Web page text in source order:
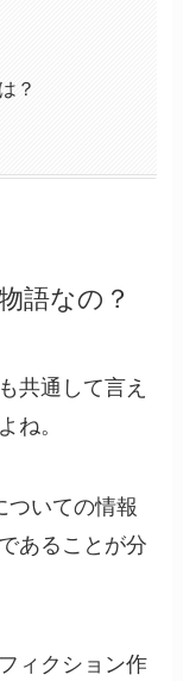
？
語なの？
共通して言え
ね。
ついての情報
であることが分
ィクション作